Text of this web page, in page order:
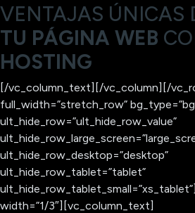
VENTAJAS ÚNICAS
TU PÁGINA WEB
HOSTING
[/vc_column_text][/vc_column][/
full_width=”stretch_row”
ult_hide_row=”ult_hide_row_value”
ult_hide_row_desktop=”desktop”
ult_hide_row_tablet=”tablet”
width=”1/3″][vc_column_text]